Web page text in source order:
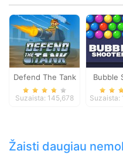
Defend The Tank
Suzaista: 145,678
Bubble
Suzaista:
Žaisti daugiau